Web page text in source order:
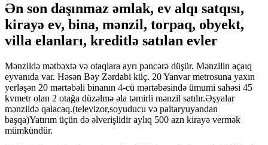
Ən son daşınmaz əmlak, ev alqı satqısı,
kirayə ev, bina, mənzil, torpaq, obyekt,
villa elanları, kreditlə satılan evler
Mənzildə mətbəxtə və otaqlara ayrı pəncərə düşür. Mənzilin açaıq
eyvanıda var. Həsən Bəy Zərdabi küç. 20 Yanvar metrosuna yaxın
yerləşən 20 mərtəbəli binanın 4-cü mərtəbəsində ümumi sahəsi 45
kvmetr olan 2 otağa düzəlmə əla təmirli mənzil satılır.Əşyalar
mənzildə qalacaq.(televizor,soyuducu və paltaryuyandan
başqa)Yatırım üçün də əlverişlidir aylıq 500 azn kirayə vermək
mümkündür.